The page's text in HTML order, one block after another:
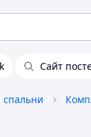
Сайт
спальни